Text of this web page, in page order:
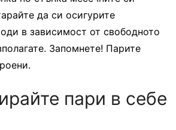
да си осигурите
в зависимост от свободното
Запомнете! Парите
пари в себе